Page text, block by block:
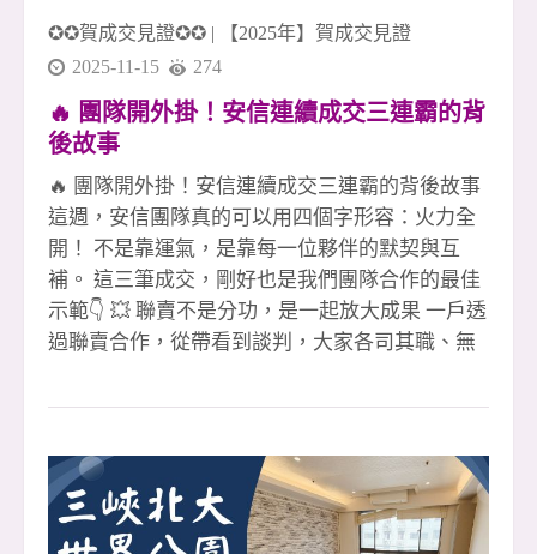
✪✪賀成交見證✪✪ |
【2025年】賀成交見證
2025-11-15
274
🔥 團隊開外掛！安信連續成交三連霸的背
後故事
🔥 團隊開外掛！安信連續成交三連霸的背後故事
這週，安信團隊真的可以用四個字形容：火力全
開！ 不是靠運氣，是靠每一位夥伴的默契與互
補。 這三筆成交，剛好也是我們團隊合作的最佳
示範👇 💥 聯賣不是分功，是一起放大成果 一戶透
過聯賣合作，從帶看到談判，大家各司其職、無
放心成交」這一件事。 💥 專員人在國外，案件照
夥伴即刻補位，從客戶溝通到交付流程， 讓案件
不因距離而停擺，成交不打折。 💥 夥伴買賣全
炮，靠的不只是拚，是團隊撐 第三戶更狂！ 直接